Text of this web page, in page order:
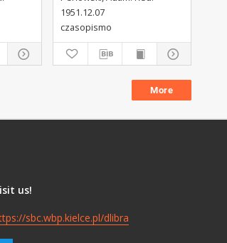
R.3, nr 316
1951.12.07
czasopismo
More
us!
sbc.wbp.kielce.pl/dlibra